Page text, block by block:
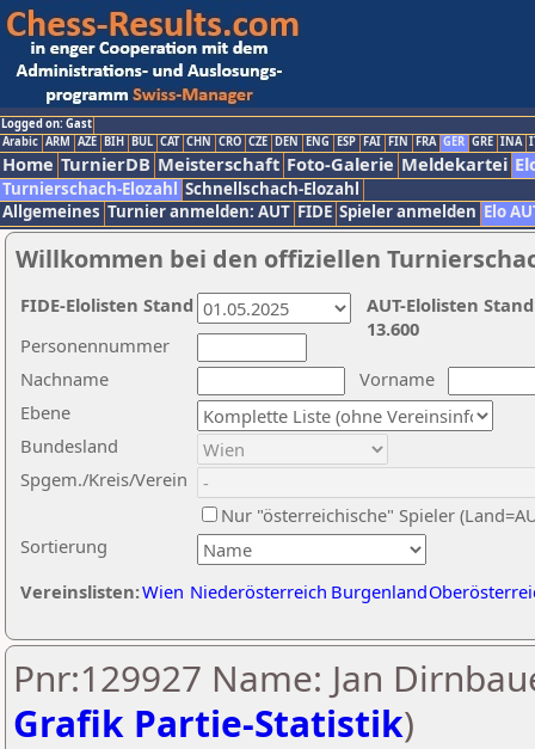
Logged on: Gast
Arabic ARM AZE BIH BUL CAT CHN CRO CZE DEN ENG ESP FAI FIN FRA GER GRE INA
Home TurnierDB Meisterschaft Foto-Galerie Meldekartei
Turnierschach-Elozahl Schnellschach-Elozahl
Allgemeines Turnier anmelden: AUT FIDE Spieler anmelden Elo
Willkommen bei den offiziellen
Nachname
Vorname
Ebene
Sortierung
Personennummer
Bundesland
Spgem./Kreis/Verein
Nur "österreichische" Spieler
Vereinslisten:Wien Niederösterreich Burgenland
AUT-Elolisten
13.600
FIDE-Elolisten Stand
Pnr:129927 Name: Jan
Grafik Partie-Statistik)